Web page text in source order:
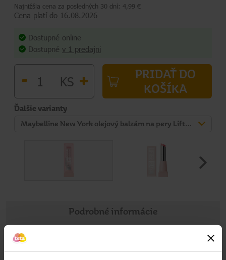
Najnižšia cena za posledných 30 dní: 4,99 €
Cena platí do 16.08.2026
Dostupné online
Dostupné v 1 predajni
- KS +
PRIDAŤ DO
KOŠÍKA
Ďalšie varianty
Maybelline New York olejový balzám na pery Lifter Glaze 007 Berry Haze 2,8 g
Podrobné informácie